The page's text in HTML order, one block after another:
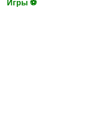
Игры ⚽